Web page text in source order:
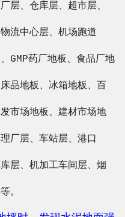
层、仓库层、超市层、
流中心层、机场跑道
GMP药厂地板、食品厂地
品地板、冰箱地板、百
市场地板、建材市场地
厂层、车站层、港口
层、机加工车间层、烟
。